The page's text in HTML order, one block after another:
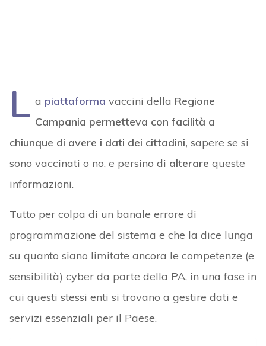
L a piattaforma vaccini della Regione
Campania permetteva con facilità a
chiunque di avere i dati dei cittadini, sapere se si
sono vaccinati o no, e persino di alterare queste
informazioni.
Tutto per colpa di un banale errore di
programmazione del sistema e che la dice lunga
su quanto siano limitate ancora le competenze (e
sensibilità) cyber da parte della PA, in una fase in
cui questi stessi enti si trovano a gestire dati e
servizi essenziali per il Paese.